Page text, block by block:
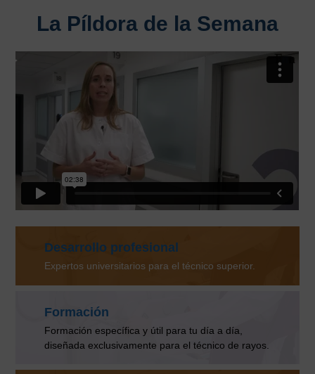
La Píldora de la Semana
Desarrollo profesional
Expertos universitarios para el técnico superior.
Formación
Formación específica y útil para tu día a día,
diseñada exclusivamente para el técnico de rayos.